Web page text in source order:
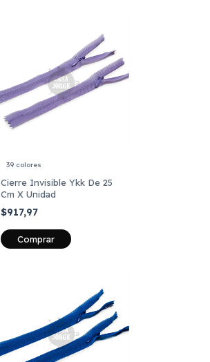
39 colores
Cierre Invisible Ykk De 25
Cm X Unidad
$917,97
Comprar